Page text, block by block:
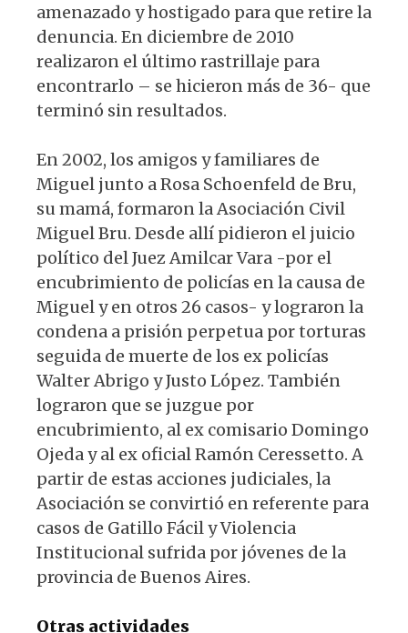
amenazado y hostigado para que retire la
denuncia. En diciembre de 2010
realizaron el último rastrillaje para
encontrarlo – se hicieron más de 36- que
terminó sin resultados.
En 2002, los amigos y familiares de
Miguel junto a Rosa Schoenfeld de Bru,
su mamá, formaron la Asociación Civil
Miguel Bru. Desde allí pidieron el juicio
político del Juez Amilcar Vara -por el
encubrimiento de policías en la causa de
Miguel y en otros 26 casos- y lograron la
condena a prisión perpetua por torturas
seguida de muerte de los ex policías
Walter Abrigo y Justo López. También
lograron que se juzgue por
encubrimiento, al ex comisario Domingo
Ojeda y al ex oficial Ramón Ceressetto. A
partir de estas acciones judiciales, la
Asociación se convirtió en referente para
casos de Gatillo Fácil y Violencia
Institucional sufrida por jóvenes de la
provincia de Buenos Aires.
Otras actividades